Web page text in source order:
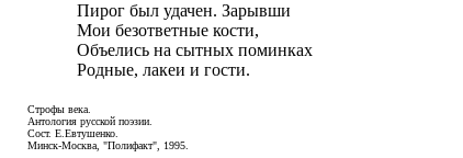
Пирог был удачен. Зарывши
Мои безответные кости,
Объелись на сытных поминках
Родные, лакеи и гости.
Строфы века.
Антология русской поэзии.
Сост. Е.Евтушенко.
Минск-Москва, "Полифакт", 1995.